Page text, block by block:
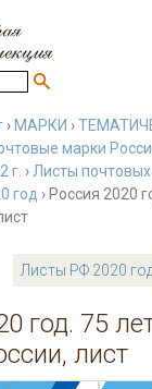
› МАРКИ ›
марки
г. › Листы
год › Россия 2020
Листы РФ 2020
год. 75
лист